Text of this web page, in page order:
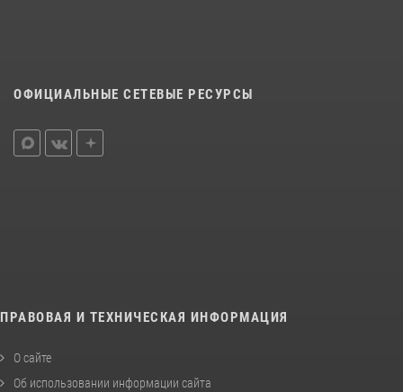
ОФИЦИАЛЬНЫЕ СЕТЕВЫЕ РЕСУРСЫ
ПРАВОВАЯ И ТЕХНИЧЕСКАЯ ИНФОРМАЦИЯ
О сайте
Об использовании информации сайта